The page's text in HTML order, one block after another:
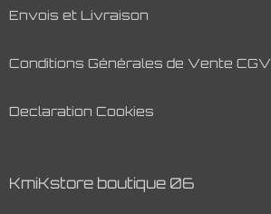
Envois et Livraison
Conditions Générales de Vente CGV
Declaration Cookies
KmiKstore boutique 06